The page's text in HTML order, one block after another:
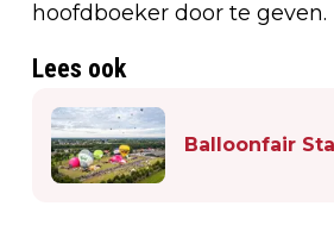
hoofdboeker door te geven.
Lees ook
Balloonfair